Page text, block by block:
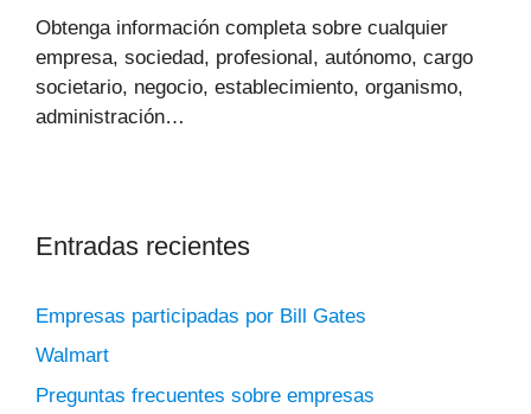
Obtenga información completa sobre cualquier
empresa, sociedad, profesional, autónomo, cargo
societario, negocio, establecimiento, organismo,
administración…
Entradas recientes
Empresas participadas por Bill Gates
Walmart
Preguntas frecuentes sobre empresas